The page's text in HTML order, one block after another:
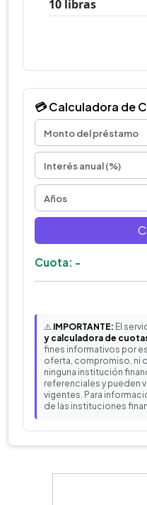
💳 Calculadora de
Cuota: -
⚠️ IMPORTANTE: El
y calculadora de
fines informativos por
oferta, compromiso, ni
ninguna institución
referenciales y pueden
vigentes. Para
de las instituciones